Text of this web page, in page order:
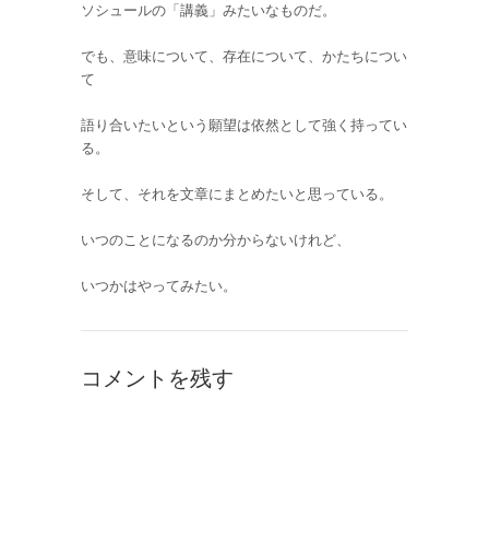
ソシュールの「講義」みたいなものだ。
でも、意味について、存在について、かたちについ
て
語り合いたいという願望は依然として強く持ってい
る。
そして、それを文章にまとめたいと思っている。
いつのことになるのか分からないけれど、
いつかはやってみたい。
コメントを残す